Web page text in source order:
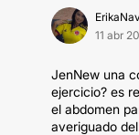
11 abr
JenNew una
ejercicio? es
el abdomen
averiguado